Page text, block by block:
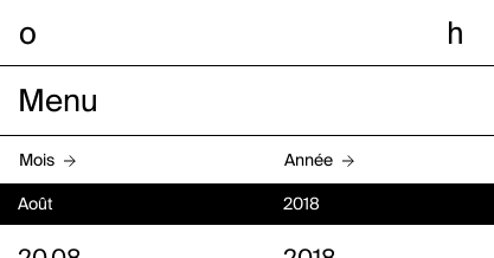
o h
Menu
Mois Année
Août 2018